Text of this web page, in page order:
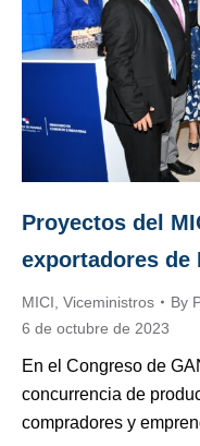
Proyectos del
exportadores de
MICI Viceministros By
6 de octubre de 2023
En el Congreso de
concurrencia de
compradores y